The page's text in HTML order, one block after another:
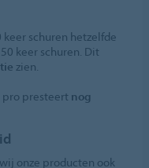
schuren hetzelfde
keer schuren. Dit
zien.
pro presteert nog
onze producten ook